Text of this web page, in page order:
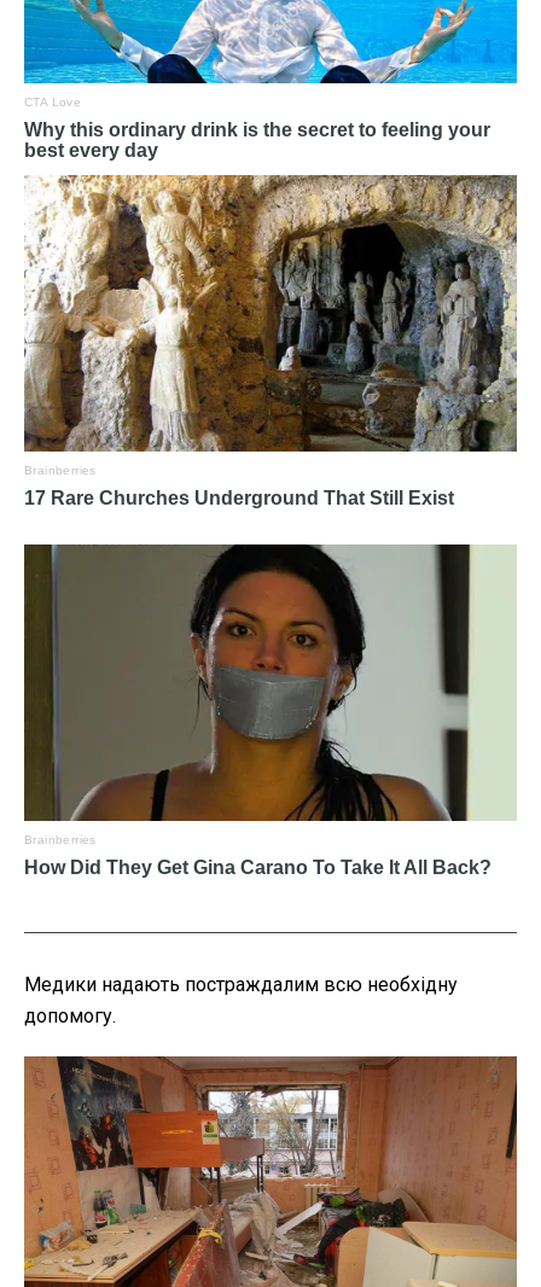
Медики надають постраждалим всю необхідну
допомогу.